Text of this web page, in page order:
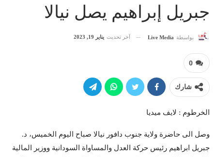
جبريل إبراهيم يصل نيالا
بواسطة Live Media آخر تحديث يناير 19, 2023
0
شارك
الخرطوم : لايف ميديا
وصل الى حاضرة ولاية جنوب دافور نيالا صباح اليوم الخميس، د.
جبريل ابراهيم رئيس حركة العدل والمساواة السودانية ووزير المالية